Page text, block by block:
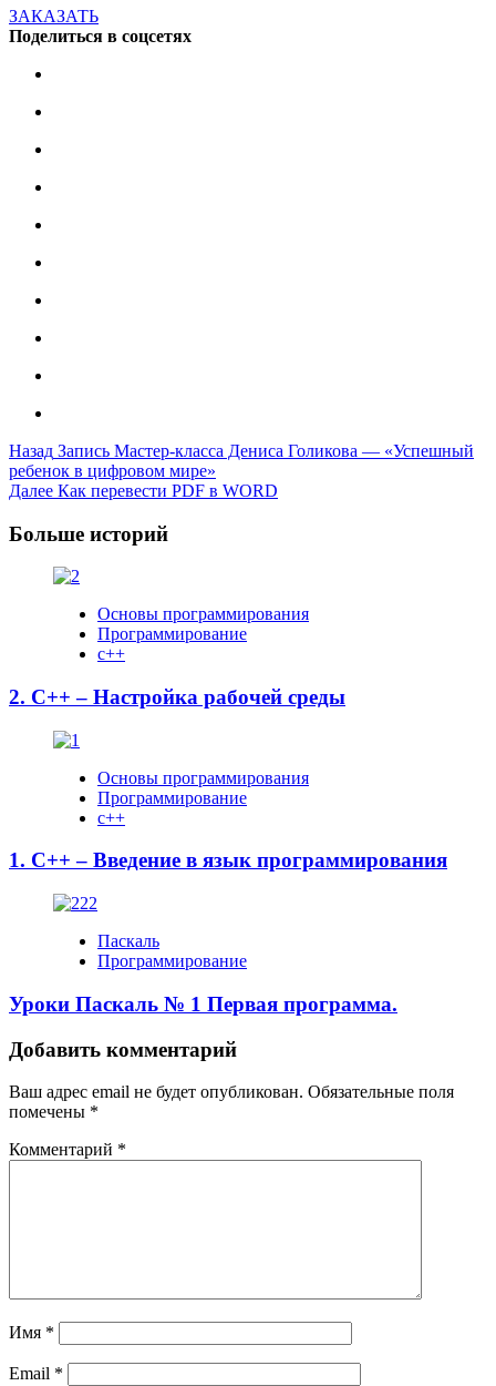
ЗАКАЗАТЬ
Поделиться в соцсетях
Post
Navigation
Назад Запись Мастер-класса Дениса Голикова — «Успешный
ребенок в цифровом мире»
Далее Как перевести PDF в WORD
Больше историй
Основы программирования
Программирование
с++
2. C++ – Настройка рабочей среды
Основы программирования
Программирование
с++
1. C++ – Введение в язык программирования
Паскаль
Программирование
Уроки Паскаль № 1 Первая программа.
Добавить комментарий
Ваш адрес email не будет опубликован. Обязательные поля
помечены *
Комментарий *
Имя *
Email *